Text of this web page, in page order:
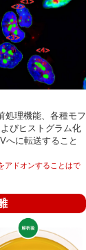
処理機能、各種モフ
びヒストグラム化
へに転送すること
アドオンすることはで